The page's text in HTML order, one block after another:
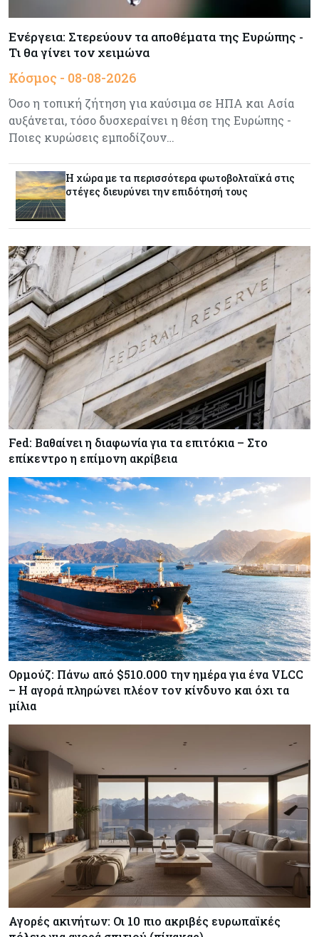
Κόσμος 07-08-2026
Η Τουρκία χτυπάει Ντουμπάι και Λονδίνο:
Φορολογικά κίνητρα για επαναπατρισμό
Κύπρος 07-08-2026
Από τα €150,6 εκατ. στα €112 εκατ. οι κρατικές
πιστώσεις για έρευνα στην Κύπρο
Κύπρος 07-08-2026
Οι τιμές καθορίζουν την επιλογή παρόχου
κινητής στην Κύπρο
Κύπρος 07-08-2026
34.787 νέες εγγραφές οχημάτων στο επτάμηνο
- Άνοδος 11,5% σε σχέση με πέρσι
ΕΚΤ: Αιφνιδιάστηκε από την πώληση ευρώ από
τις ΗΠΑ
Κύπρος
Χορηγία €10.000 για υποτροφίες σε φοιτητές του
ΤΕΠΑΚ
Ενέργεια: Στερεύουν τα αποθέματα της Ευρώπης -
Τι θα γίνει τον χειμώνα
Κόσμος - 08-08-2026
Όσο η τοπική ζήτηση για καύσιμα σε ΗΠΑ και Ασία
αυξάνεται, τόσο δυσχεραίνει η θέση της Ευρώπης -
Ποιες κυρώσεις εμποδίζουν…
Η χώρα με τα περισσότερα φωτοβολταϊκά στις
στέγες διευρύνει την επιδότησή τους
Fed: Βαθαίνει η διαφωνία για τα επιτόκια – Στο
επίκεντρο η επίμονη ακρίβεια
Ορμούζ: Πάνω από $510.000 την ημέρα για ένα VLCC
– Η αγορά πληρώνει πλέον τον κίνδυνο και όχι τα
μίλια
Αγορές ακινήτων: Οι 10 πιο ακριβές ευρωπαϊκές